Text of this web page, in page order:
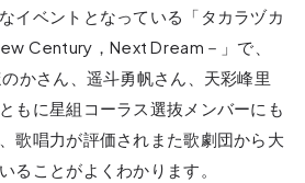
イベントとなっている「タカラヅカ
Century，Next Dream－」で、
かさん、遥斗勇帆さん、天彩峰里
もに星組コーラス選抜メンバーにも
歌唱力が評価されまた歌劇団から大
ることがよくわかります。